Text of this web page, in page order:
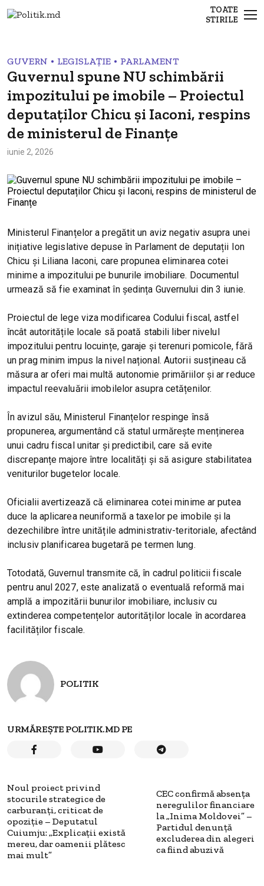
TOATE
STIRILE
GUVERN • LEGISLAȚIE • PARLAMENT
Guvernul spune NU schimbării
impozitului pe imobile – Proiectul
deputaților Chicu și Iaconi, respins
de ministerul de Finanțe
iunie 2, 2026
Ministerul Finanțelor a pregătit un aviz negativ asupra unei
inițiative legislative depuse în Parlament de deputații Ion
Chicu și Liliana Iaconi, care propunea eliminarea cotei
minime a impozitului pe bunurile imobiliare. Documentul
urmează să fie examinat în ședința Guvernului din 3 iunie.
Proiectul de lege viza modificarea Codului fiscal, astfel
încât autoritățile locale să poată stabili liber nivelul
impozitului pentru locuințe, garaje și terenuri pomicole, fără
un prag minim impus la nivel național. Autorii susțineau că
măsura ar oferi mai multă autonomie primăriilor și ar reduce
impactul reevaluării imobilelor asupra cetățenilor.
În avizul său, Ministerul Finanțelor respinge însă
propunerea, argumentând că statul urmărește menținerea
unui cadru fiscal unitar și predictibil, care să evite
discrepanțe majore între localități și să asigure stabilitatea
veniturilor bugetelor locale.
Oficialii avertizează că eliminarea cotei minime ar putea
duce la aplicarea neuniformă a taxelor pe imobile și la
dezechilibre între unitățile administrativ-teritoriale, afectând
inclusiv planificarea bugetară pe termen lung.
Totodată, Guvernul transmite că, în cadrul politicii fiscale
pentru anul 2027, este analizată o eventuală reformă mai
amplă a impozitării bunurilor imobiliare, inclusiv cu
extinderea competențelor autorităților locale în acordarea
facilităților fiscale.
POLITIK
URMĂREȘTE POLITIK.MD PE
Noul proiect privind
stocurile strategice de
carburanți, criticat de
opoziție – Deputatul
Cuiumju: „Explicații există
mereu, dar oamenii plătesc
mai mult”
CEC confirmă absența
neregulilor financiare
la „Inima Moldovei” –
Partidul denunță
excluderea din alegeri
ca fiind abuzivă